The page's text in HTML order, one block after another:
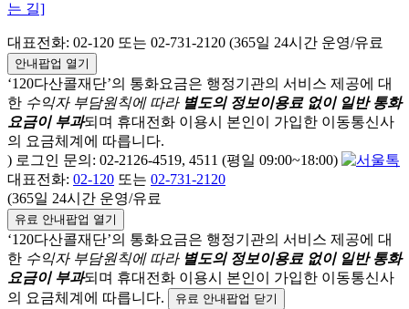
는 길]
대표전화: 02-120 또는 02-731-2120 (365일 24시간 운영/유료
안내팝업 열기
‘120다산콜재단’의 통화요금은 행정기관의 서비스 제공에 대
한 수익자 부담원칙에 따라 별도의 정보이용료 없이 일반 통화
요금이 부과되며 휴대전화 이용시 본인이 가입한 이동통신사
의 요금체계에 따릅니다.
) 로그인 문의: 02-2126-4519, 4511 (평일 09:00~18:00)
대표전화: 02-120 또는 02-731-2120
(365일 24시간 운영/유료
유료 안내팝업 열기
‘120다산콜재단’의 통화요금은 행정기관의 서비스 제공에 대
한 수익자 부담원칙에 따라 별도의 정보이용료 없이 일반 통화
요금이 부과되며 휴대전화 이용시 본인이 가입한 이동통신사
의 요금체계에 따릅니다.
유료 안내팝업 닫기